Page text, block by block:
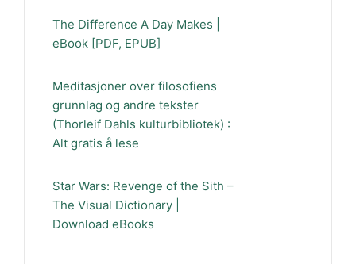
The Difference A Day Makes |
eBook [PDF, EPUB]
Meditasjoner over filosofiens
grunnlag og andre tekster
(Thorleif Dahls kulturbibliotek) :
Alt gratis å lese
Star Wars: Revenge of the Sith –
The Visual Dictionary |
Download eBooks